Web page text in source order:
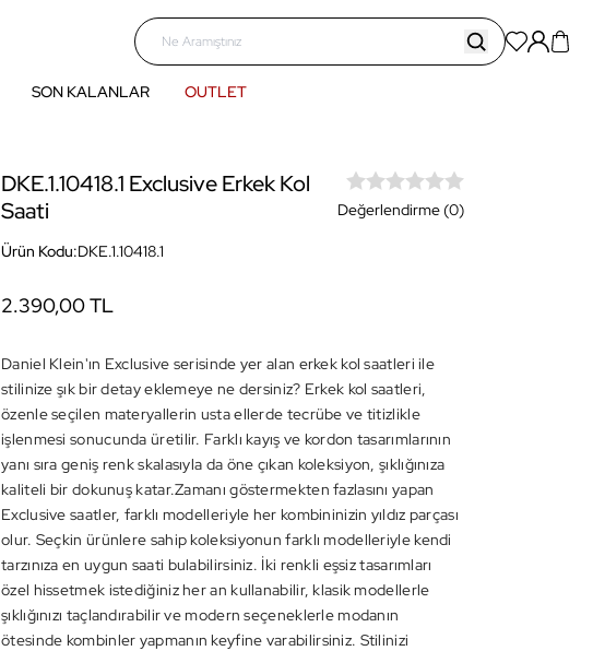
SON KALANLAR OUTLET
DKE.1.10418.1 Exclusive Erkek Kol
Saati
Ürün Kodu:DKE.1.10418.1
Değerlendirme (0)
2.390,00 TL
Daniel Klein'ın Exclusive serisinde yer alan erkek kol saatleri ile
stilinize şık bir detay eklemeye ne dersiniz? Erkek kol saatleri,
özenle seçilen materyallerin usta ellerde tecrübe ve titizlikle
işlenmesi sonucunda üretilir. Farklı kayış ve kordon tasarımlarının
yanı sıra geniş renk skalasıyla da öne çıkan koleksiyon, şıklığınıza
kaliteli bir dokunuş katar.Zamanı göstermekten fazlasını yapan
Exclusive saatler, farklı modelleriyle her kombininizin yıldız parçası
olur. Seçkin ürünlere sahip koleksiyonun farklı modelleriyle kendi
tarzınıza en uygun saati bulabilirsiniz. İki renkli eşsiz tasarımları
özel hissetmek istediğiniz her an kullanabilir, klasik modellerle
şıklığınızı taçlandırabilir ve modern seçeneklerle modanın
ötesinde kombinler yapmanın keyfine varabilirsiniz. Stilinizi